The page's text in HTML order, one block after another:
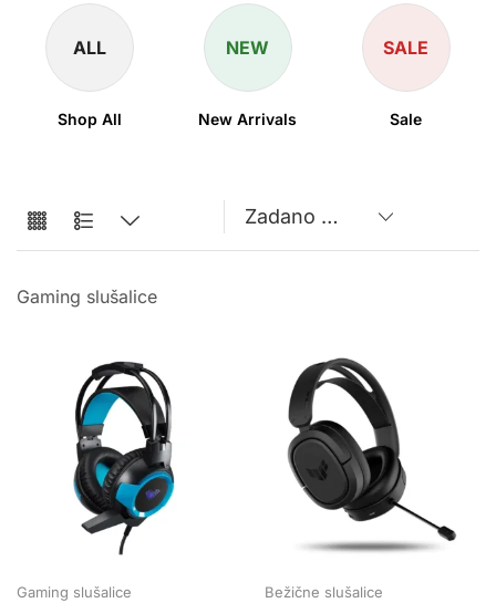
ALL
Shop All
NEW
New Arrivals
SALE
Sale
Gaming slušalice
Gaming slušalice Bežične slušalice